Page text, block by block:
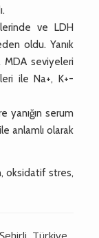
ve LDH
oldu. Yanık
MDA seviyeleri
ile Na+, K+-
yanığın serum
anlamlı olarak
oksidatif stres,
Türkiye